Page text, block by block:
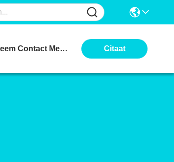
Neem Contact Met Ons Op Citaat